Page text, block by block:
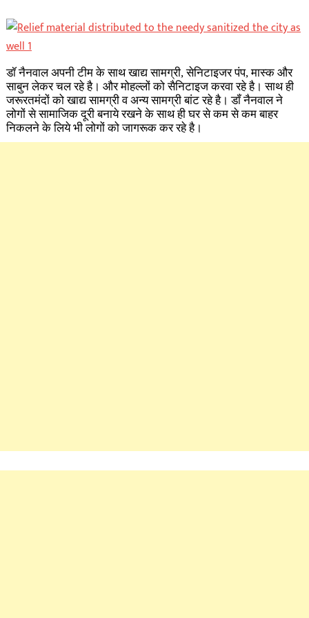
डॉ नैनवाल अपनी टीम के साथ खाद्य सामग्री, सेनिटाइजर पंप, मास्क और
साबुन लेकर चल रहे है। और मोहल्लों को सैनिटाइज करवा रहे है। साथ ही
जरूरतमंदों को खाद्य सामग्री व अन्य सामग्री बांट रहे है। डॉं नैनवाल ने
लोगों से सामाजिक दूरी बनाये रखने के साथ ही घर से कम से कम बाहर
निकलने के लिये भी लोगों को जागरूक कर रहे है।